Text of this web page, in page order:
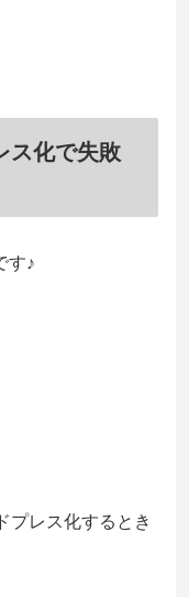
ス化で失敗
す♪
プレス化するとき